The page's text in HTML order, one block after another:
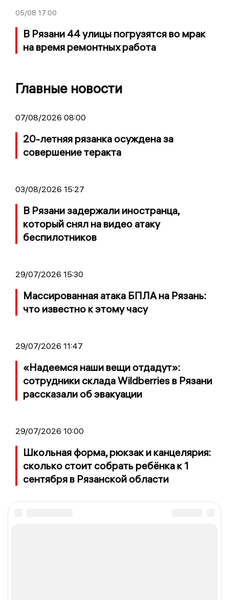
05/08 17:00
В Рязани 44 улицы погрузятся во мрак
на время ремонтных работа
Главные новости
07/08/2026 08:00
20-летняя рязанка осуждена за
совершение теракта
03/08/2026 15:27
В Рязани задержали иностранца,
который снял на видео атаку
беспилотников
29/07/2026 15:30
Массированная атака БПЛА на Рязань:
что известно к этому часу
29/07/2026 11:47
«Надеемся наши вещи отдадут»:
сотрудники склада Wildberries в Рязани
рассказали об эвакуации
29/07/2026 10:00
Школьная форма, рюкзак и канцелярия:
сколько стоит собрать ребёнка к 1
сентября в Рязанской области